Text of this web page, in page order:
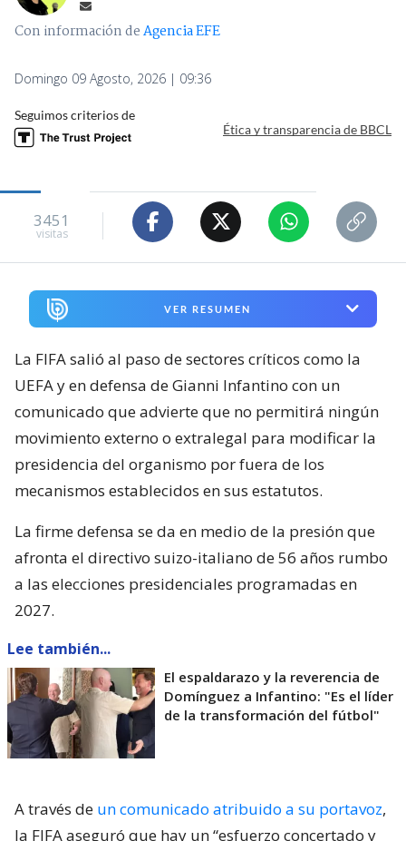
Con información deAgencia EFE
Domingo 09 Agosto, 2026 | 09:36
Seguimos criterios de
Ética y transparencia de BBCL
3451
visitas
VER RESUMEN
La FIFA salió al paso de sectores críticos como la
UEFA y en defensa de Gianni Infantino con un
comunicado que advierte que no permitirá ningún
movimiento externo o extralegal para modificar la
presidencia del organismo por fuera de los
mecanismos establecidos en sus estatutos.
La firme defensa se da en medio de la presión que
afronta el directivo suizo-italiano de 56 años rumbo
a las elecciones presidenciales programadas en
2027.
Lee también...
El espaldarazo y la reverencia de
Domínguez a Infantino: "Es el líder
de la transformación del fútbol"
A través de un comunicado atribuido a su portavoz,
la FIFA aseguró que hay un “esfuerzo concertado y